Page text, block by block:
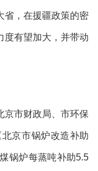
省，在援疆政策的密
度有望加大，并带动
京市财政局、市环保
京市锅炉改造补助
锅炉每蒸吨补助5.5